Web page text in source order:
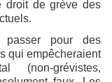
droit de grève des
passer pour des
qui empêcheraient
(non-grévistes,